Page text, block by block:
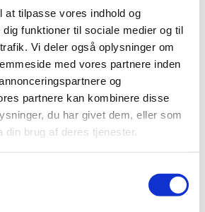
at tilpasse vores indhold og
funktioner til sociale medier og til
Vi deler også oplysninger om
med vores partnere inden
og
partnere kan kombinere disse
du har givet dem, eller som
din brug af deres tjenester.
og Lægemiddelstyrelsen har
til behandling af
…
lægemidler i ATC-gruppe
laksantia: Høringssvar på
indstilling
(ATC-grupper A06 og